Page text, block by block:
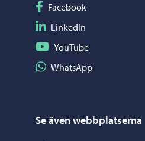
Följ på Facebook
Facebook
Följ på LinkedIn
LinkedIn
Följ på YouTube
YouTube
Dela på WhatsApp
WhatsApp
Se även webbplatserna